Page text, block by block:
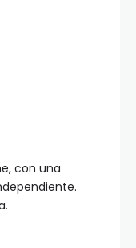
con una